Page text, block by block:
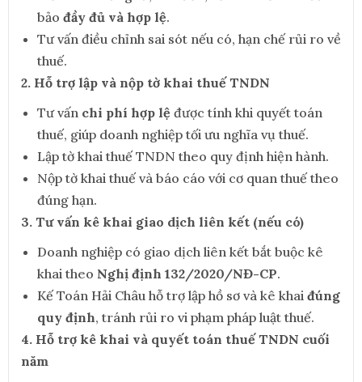
bảo đầy đủ và hợp lệ.
Tư vấn điều chỉnh sai sót nếu có, hạn chế rủi ro về
thuế.
2. Hỗ trợ lập và nộp tờ khai thuế TNDN
Tư vấn chi phí hợp lệ được tính khi quyết toán
thuế, giúp doanh nghiệp tối ưu nghĩa vụ thuế.
Lập tờ khai thuế TNDN theo quy định hiện hành.
Nộp tờ khai thuế và báo cáo với cơ quan thuế theo
đúng hạn.
3. Tư vấn kê khai giao dịch liên kết (nếu có)
Doanh nghiệp có giao dịch liên kết bắt buộc kê
khai theo Nghị định 132/2020/NĐ-CP.
Kế Toán Hải Châu hỗ trợ lập hồ sơ và kê khai đúng
quy định, tránh rủi ro vi phạm pháp luật thuế.
4. Hỗ trợ kê khai và quyết toán thuế TNDN cuối
năm